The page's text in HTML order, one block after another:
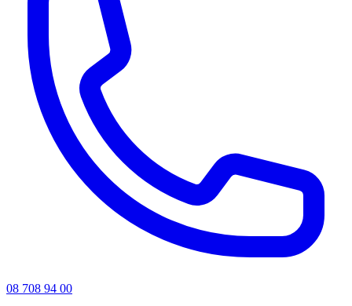
08 708 94 00